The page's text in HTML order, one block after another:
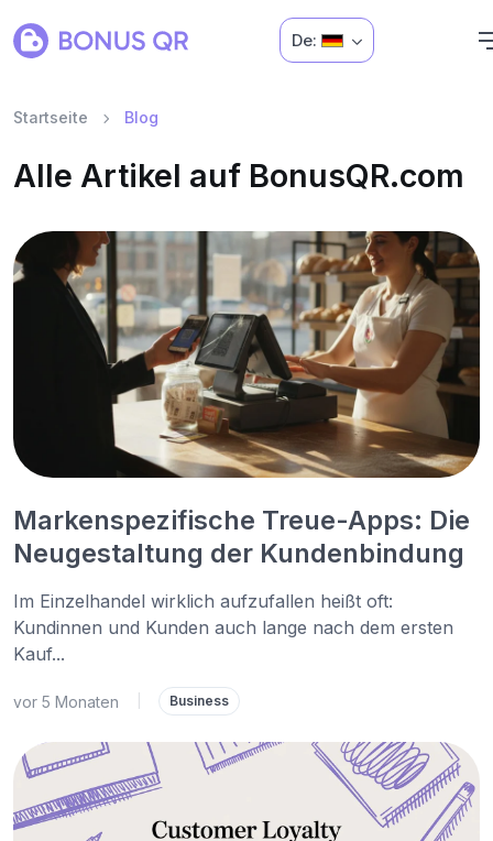
De:
Startseite Blog
Alle Artikel auf BonusQR.com
Markenspezifische Treue-Apps: Die
Neugestaltung der Kundenbindung
Im Einzelhandel wirklich aufzufallen heißt oft:
Kundinnen und Kunden auch lange nach dem ersten
Kauf...
vor 5 Monaten Business